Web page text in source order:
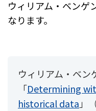
ウィリアム・ベンゲ
なります。
ウィリアム・ベン
「Determining
historical data 」